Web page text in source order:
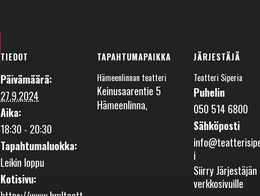
TIEDOT
Päivämäärä:
27.9.2024
Aika:
18:30 - 20:30
Tapahtumaluokka:
Leikin loppu
Kotisivu:
TAPAHTUMAPAIKKA
Hämeenlinnan teatteri
Keinusaarentie 5
Hämeenlinna,
JÄRJESTÄJÄ
Teatteri Siperia
Puhelin
050 514 6800
Sähköposti
i
Siirry Järjestäjän
verkkosivuille